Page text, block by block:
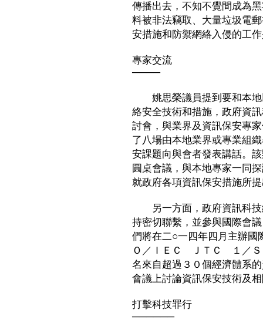
傳播出去，不知不覺間成為
料被非法竊取、大量垃圾電
安措施和防禦網絡入侵的工
專家交流
────
姚思榮議員提到要和本地
絡安全技術和措施，政府資
討會，與業界及資訊保安專
了八場由本地業界或專業組
安課題向與會者發表講話。
圓桌會議，與本地專家一同
就政府各項資訊保安措施所
另一方面，政府資訊科技
持密切聯繫，並參與國際會
們將在二○一四年四月主辦國
Ｏ／ＩＥＣ ＪＴＣ １／Ｓ
名來自超過３０個經濟體系
會議上討論資訊保安技術及
打擊科技罪行
──────